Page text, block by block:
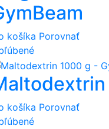
košíka Porovnať
košíka Porovnať